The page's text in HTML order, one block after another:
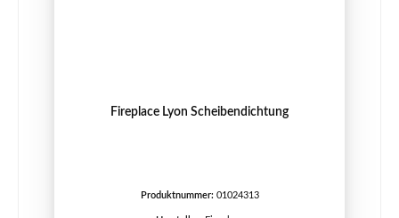
Fireplace Lyon Scheibendichtung
Produktnummer: 01024313